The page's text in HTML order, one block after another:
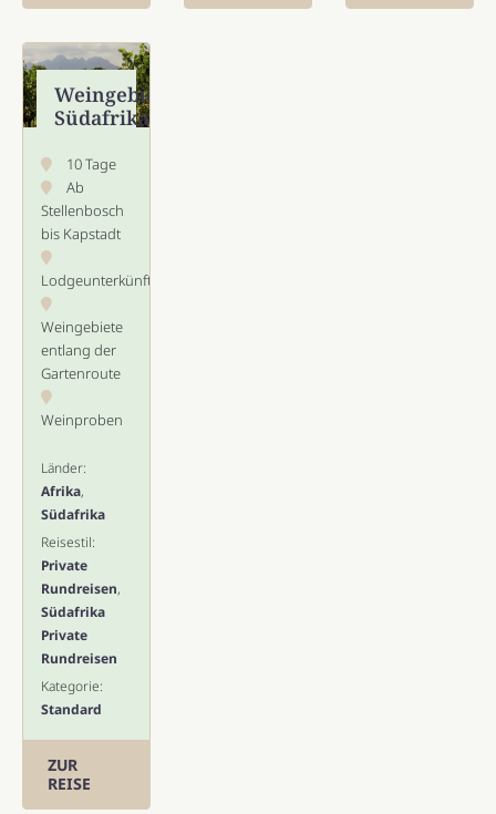
Weingebiete
Südafrikas
10 Tage
Ab
Stellenbosch
bis Kapstadt
Lodgeunterkünfte
Weingebiete
entlang der
Gartenroute
Weinproben
Länder:
Afrika,
Südafrika
Reisestil:
Private
Rundreisen,
Südafrika
Private
Rundreisen
Kategorie:
Standard
ZUR
REISE